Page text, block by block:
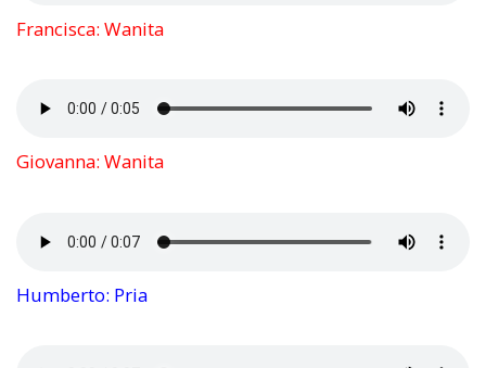
Francisca: Wanita
Giovanna: Wanita
Humberto: Pria